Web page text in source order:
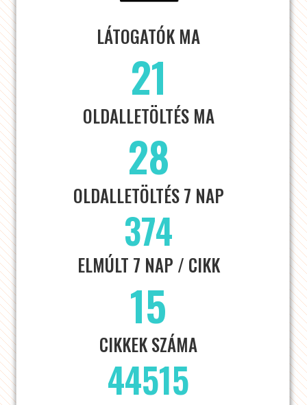
LÁTOGATÓK MA
21
OLDALLETÖLTÉS MA
28
OLDALLETÖLTÉS 7 NAP
374
ELMÚLT 7 NAP / CIKK
15
CIKKEK SZÁMA
44515